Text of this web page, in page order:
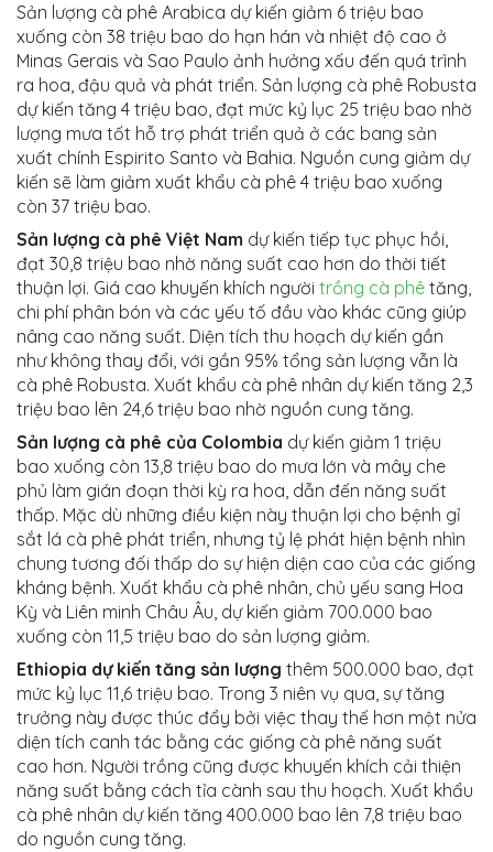
Sản lượng cà phê Arabica dự kiến ​​giảm 6 triệu bao
xuống còn 38 triệu bao do hạn hán và nhiệt độ cao ở
Minas Gerais và Sao Paulo ảnh hưởng xấu đến quá trình
ra hoa, đậu quả và phát triển. Sản lượng cà phê Robusta
dự kiến ​​tăng 4 triệu bao, đạt mức kỷ lục 25 triệu bao nhờ
lượng mưa tốt hỗ trợ phát triển quả ở các bang sản
xuất chính Espirito Santo và Bahia. Nguồn cung giảm dự
kiến ​​sẽ làm giảm xuất khẩu cà phê 4 triệu bao xuống
còn 37 triệu bao.
Sản lượng cà phê Việt Nam dự kiến ​​tiếp tục phục hồi,
đạt 30,8 triệu bao nhờ năng suất cao hơn do thời tiết
thuận lợi. Giá cao khuyến khích người trồng cà phê tăng,
chi phí phân bón và các yếu tố đầu vào khác cũng giúp
nâng cao năng suất. Diện tích thu hoạch dự kiến ​​gần
như không thay đổi, với gần 95% tổng sản lượng vẫn là
cà phê Robusta. Xuất khẩu cà phê nhân dự kiến ​​tăng 2,3
triệu bao lên 24,6 triệu bao nhờ nguồn cung tăng.
Sản lượng cà phê của Colombia dự kiến ​​giảm 1 triệu
bao xuống còn 13,8 triệu bao do mưa lớn và mây che
phủ làm gián đoạn thời kỳ ra hoa, dẫn đến năng suất
thấp. Mặc dù những điều kiện này thuận lợi cho bệnh gỉ
sắt lá cà phê phát triển, nhưng tỷ lệ phát hiện bệnh nhìn
chung tương đối thấp do sự hiện diện cao của các giống
kháng bệnh. Xuất khẩu cà phê nhân, chủ yếu sang Hoa
Kỳ và Liên minh Châu Âu, dự kiến ​​giảm 700.000 bao
xuống còn 11,5 triệu bao do sản lượng giảm.
Ethiopia dự kiến ​​tăng sản lượng thêm 500.000 bao, đạt
mức kỷ lục 11,6 triệu bao. Trong 3 niên vụ qua, sự tăng
trưởng này được thúc đẩy bởi việc thay thế hơn một nửa
diện tích canh tác bằng các giống cà phê năng suất
cao hơn. Người trồng cũng được khuyến khích cải thiện
năng suất bằng cách tỉa cành sau thu hoạch. Xuất khẩu
cà phê nhân dự kiến ​​tăng 400.000 bao lên 7,8 triệu bao
do nguồn cung tăng.